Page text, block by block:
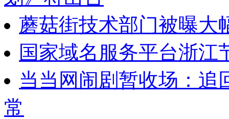
蘑菇街技术部门被曝大
国家域名服务平台浙江
当当网闹剧暂收场：追
常